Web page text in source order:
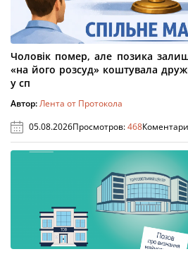
Чоловік помер, але позика
«на його розсуд» коштувала
у сп
Автор:Лента от Протокола
05.08.2026Просмотров:468